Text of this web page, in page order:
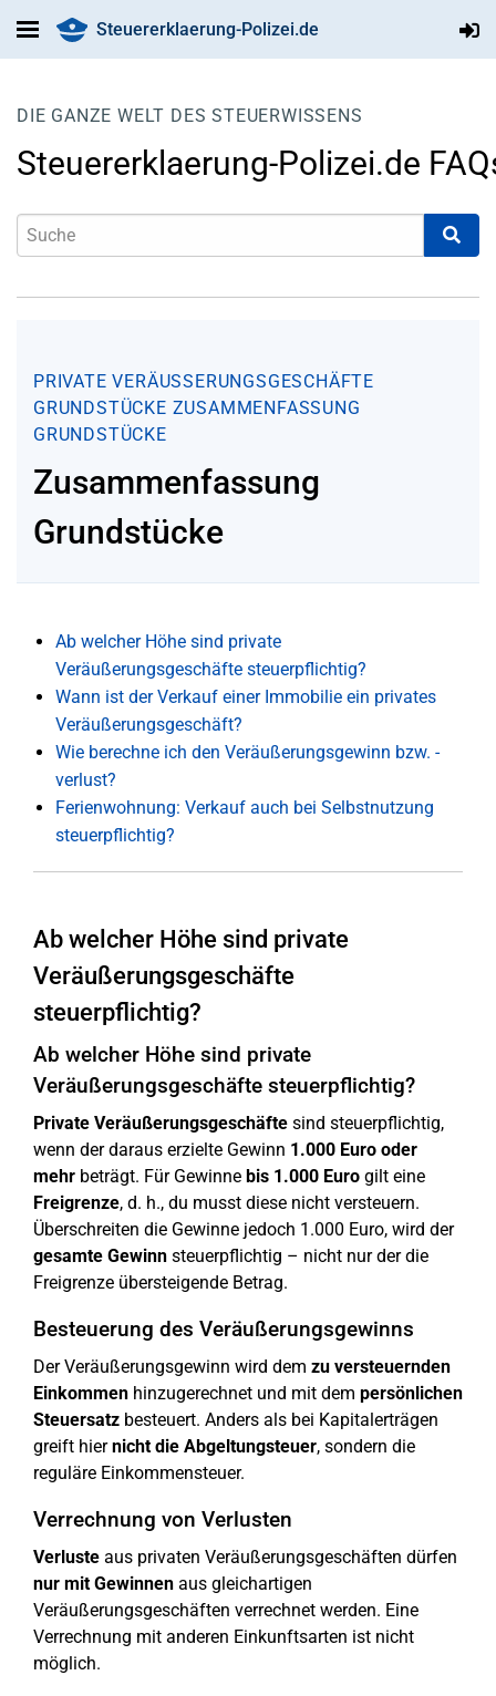
Steuererklaerung-Polizei.de
DIE GANZE WELT DES STEUERWISSENS
Steuererklaerung-Polizei.de
PRIVATE VERÄUSSERUNGSGESCHÄFTE
GRUNDSTÜCKE ZUSAMMENFASSUNG
GRUNDSTÜCKE
Zusammenfassung
Grundstücke
Ab welcher Höhe sind private
Veräußerungsgeschäfte steuerpflichtig?
Wann ist der Verkauf einer Immobilie ein privates
Veräußerungsgeschäft?
Wie berechne ich den Veräußerungsgewinn bzw. -
verlust?
Ferienwohnung: Verkauf auch bei Selbstnutzung
steuerpflichtig?
Ab welcher Höhe sind private
Veräußerungsgeschäfte
steuerpflichtig?
Ab welcher Höhe sind private
Veräußerungsgeschäfte steuerpflichtig?
Private Veräußerungsgeschäfte sind steuerpflichtig,
wenn der daraus erzielte Gewinn 1.000 Euro oder
mehr beträgt. Für Gewinne bis 1.000 Euro gilt eine
Freigrenze, d. h., du musst diese nicht versteuern.
Überschreiten die Gewinne jedoch 1.000 Euro, wird der
gesamte Gewinn steuerpflichtig – nicht nur der die
Freigrenze übersteigende Betrag.
Besteuerung des Veräußerungsgewinns
Der Veräußerungsgewinn wird dem zu versteuernden
Einkommen hinzugerechnet und mit dem persönlichen
Steuersatz besteuert. Anders als bei Kapitalerträgen
greift hiernicht die Abgeltungsteuer, sondern die
reguläre Einkommensteuer.
Verrechnung von Verlusten
Verluste aus privaten Veräußerungsgeschäften dürfen
nur mit Gewinnen aus gleichartigen
Veräußerungsgeschäften verrechnet werden. Eine
Verrechnung mit anderen Einkunftsarten ist nicht
möglich.